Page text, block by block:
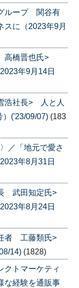
ループ 関谷有
に（2023年9月
高橋晋也氏>
年9月14日
浩社長> 人と人
）('23/09/07) (183
／「地元で愛さ
年8月31日
武田知定氏>
年8月24日
者 工藤類氏>
14) (1828)
トマーケティ
経験を通販事